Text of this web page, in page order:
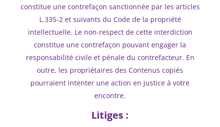
constitue une contrefaçon sanctionnée par les articles
L.335-2 et suivants du Code de la propriété
intellectuelle. Le non-respect de cette interdiction
constitue une contrefaçon pouvant engager la
responsabilité civile et pénale du contrefacteur. En
outre, les propriétaires des Contenus copiés
pourraient intenter une action en justice à votre
encontre.
Litiges :